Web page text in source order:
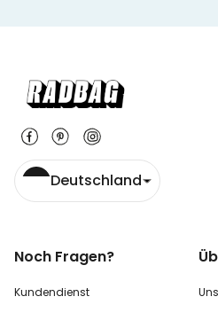
Deutschland
Noch Fragen?
Kundendienst